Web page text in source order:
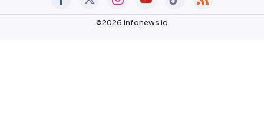
©2026 infonews.id